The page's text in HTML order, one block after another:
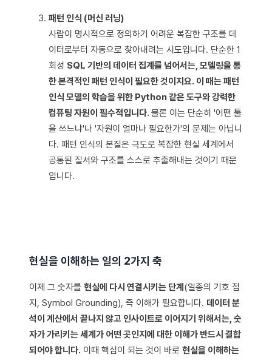
패턴 인식 (머신 러닝)
사람이 명시적으로 정의하기 어려운 복잡한 구조를 데
이터로부터 자동으로 찾아내려는 시도입니다. 단순한 1
회성 SQL 기반의 데이터 집계를 넘어서는, 모델링을 통
한 본격적인 패턴 인식이 필요한 것이지요. 이 때는 패턴
인식 모델의 학습을 위한 Python 같은 도구와 강력한
컴퓨팅 자원이 필수적입니다. 물론 이는 단순히 '어떤 툴
을 쓰느냐'나 '자원이 얼마나 필요한가'의 문제는 아닙니
다. 패턴 인식의 본질은 극도로 복잡한 현실 세계에서
공통된 질서와 구조를 스스로 추출해내는 것이기 때문
입니다.
현실을 이해하는 일의 2가지 축
이제 그 숫자를 현실에 다시 연결시키는 단계 (일종의 기호 접
지, Symbol Grounding), 즉 이해가 필요합니다. 데이터 분
석이 계산에서 끝나지 않고 인사이트로 이어지기 위해서는, 숫
자가 가리키는 세계가 어떤 곳인지에 대한 이해가 반드시 결합
되어야 합니다. 이때 핵심이 되는 것이 바로 현실을 이해하는